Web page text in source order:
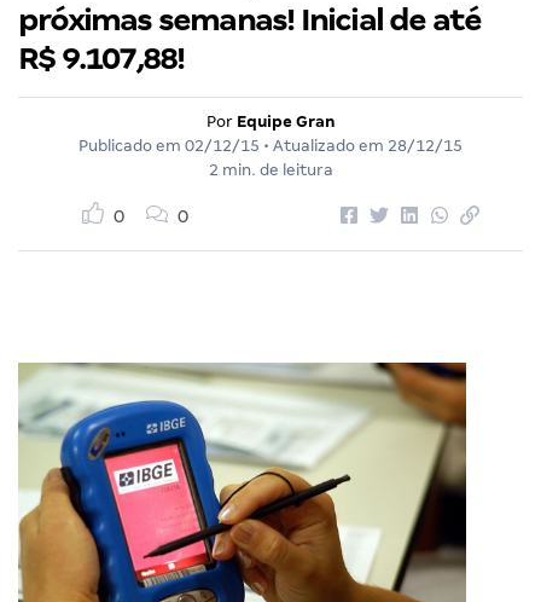
próximas semanas! Inicial de até
R$ 9.107,88!
Por Equipe Gran
Publicado em 02/12/15 • Atualizado em 28/12/15
2 min. de leitura
0 0